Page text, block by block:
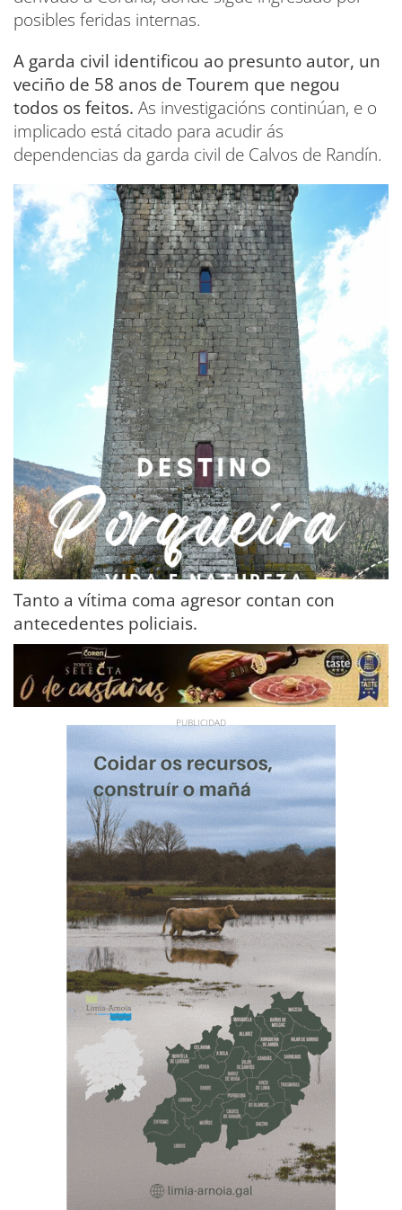
posibles feridas internas.
A garda civil identificou ao presunto autor, un
veciño de 58 anos de Tourem que negou
todos os feitos. As investigacións continúan, e o
implicado está citado para acudir ás
dependencias da garda civil de Calvos de Randín.
Tanto a vítima coma agresor contan con
antecedentes policiais.